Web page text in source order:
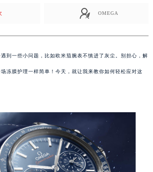
OMEGA
到一些小问题，比如欧米茄腕表不慎进了灰尘。别担心，解
冻膜护理一样简单！今天，就让我来教你如何轻松应对这